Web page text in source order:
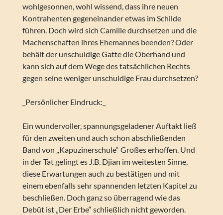
wohlgesonnen, wohl wissend, dass ihre neuen
Kontrahenten gegeneinander etwas im Schilde
führen. Doch wird sich Camille durchsetzen und die
Machenschaften ihres Ehemannes beenden? Oder
behält der unschuldige Gatte die Oberhand und
kann sich auf dem Wege des tatsächlichen Rechts
gegen seine weniger unschuldige Frau durchsetzen?
_Persönlicher Eindruck:_
Ein wundervoller, spannungsgeladener Auftakt ließ
für den zweiten und auch schon abschließenden
Band von „Kapuzinerschule“ Großes erhoffen. Und
in der Tat gelingt es J.B. Djian im weitesten Sinne,
diese Erwartungen auch zu bestätigen und mit
einem ebenfalls sehr spannenden letzten Kapitel zu
beschließen. Doch ganz so überragend wie das
Debüt ist „Der Erbe“ schließlich nicht geworden.